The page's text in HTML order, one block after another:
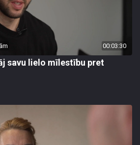
00:03:30
savu lielo mīlestību pret